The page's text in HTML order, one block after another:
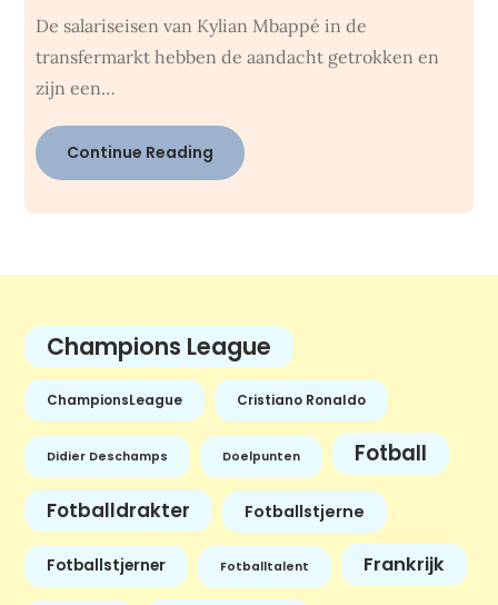
De salariseisen van Kylian Mbappé in de
transfermarkt hebben de aandacht getrokken en
zijn een…
Continue Reading
Champions League
ChampionsLeague Cristiano Ronaldo
Didier Deschamps Doelpunten Fotball
Fotballdrakter Fotballstjerne
Fotballstjerner Fotballtalent Frankrijk